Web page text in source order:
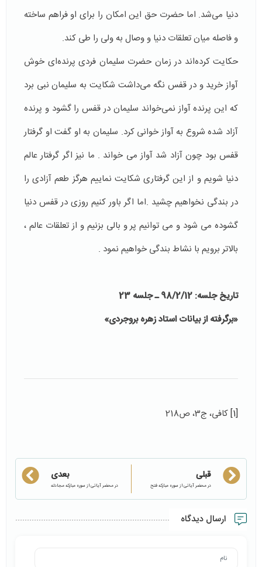
دنیا می‌شد. اما حضرت حق این امکان را برای او فراهم ساخته
و فاصله میان تعلقات دنیا و وصال به ولی را طی کند.
حکایت کرده‌اند در زمان حضرت سلیمان فردی پرنده‌ای خوش
آواز خرید و در قفس نگه می‌داشت شکایت به سلیمان نبی برد
که این پرنده آواز نمی‌خواند سلیمان در قفس را گشود و پرنده
آزاد شده شروع به آواز خوانی کرد. سلیمان به او گفت او گرفتار
قفس بود چون آزاد شد آواز می خواند . ما نیز اگر گرفتار عالم
دنیا شویم و از این گرفتاری شکایت نماییم هرگز طعم آزادی را
در بندگی نخواهیم چشید .اما اگر باور کنیم روزی در قفس دنیا
گشوده می شود و می توانیم پر و بالی بزنیم و از تعلقات عالم ،
بالاتر برویم با نشاط بندگی خواهیم نمود .
تاریخ جلسه: 98/2/12 ـ جلسه 23
«برگرفته از بیانات استاد زهره بروجردی»
[1] کافی، ج3، ص218
قبلی
در محضر آیاتی از سوره مبارکه فتح
بعدی
در محضر آیاتی از سوره مبارکه مجادله
ارسال دیدگاه